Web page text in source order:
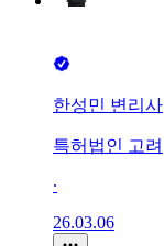
한성민 변리사
특허법인 고려
∙
26.03.06